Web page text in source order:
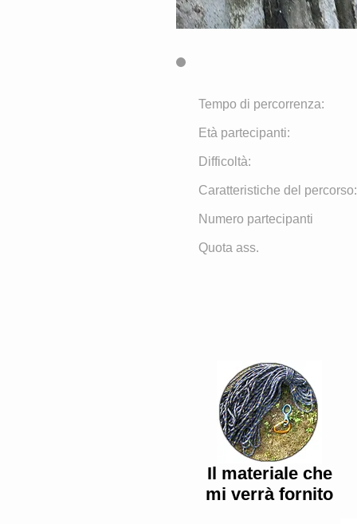
Tempo di percorrenza:
Età partecipanti:
Difficoltà:
Caratteristiche del percorso:
Numero partecipanti
Quota ass.
Il materiale che
mi verrà fornito